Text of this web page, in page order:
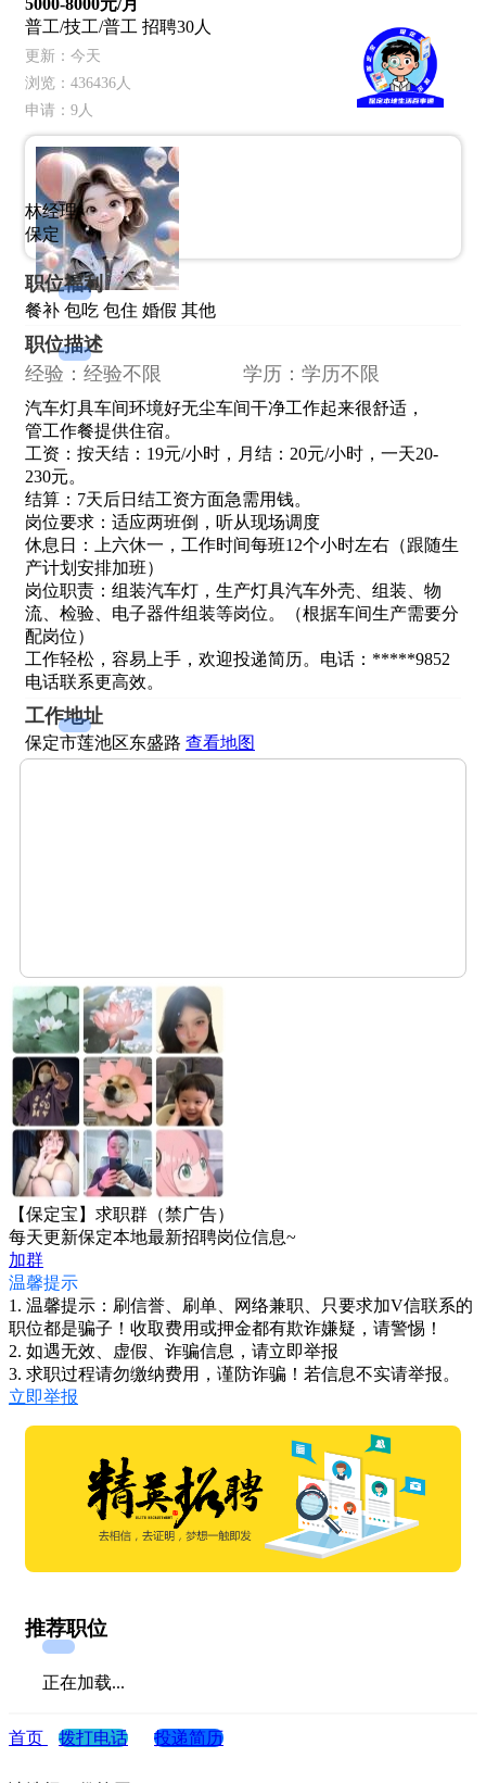
普工/技工/普工 招聘30人
更新：今天
浏览：436436人
申请：9人
林经理
保定
职位福利
餐补 包吃 包住 婚假 其他
职位描述
经验：经验不限
学历：学历不限
汽车灯具车间环境好无尘车间干净工作起来很舒适，
管工作餐提供住宿。
工资：按天结：19元/小时，月结：20元/小时，一天20-
230元。
结算：7天后日结工资方面急需用钱。
岗位要求：适应两班倒，听从现场调度
休息日：上六休一，工作时间每班12个小时左右（跟随生
产计划安排加班）
岗位职责：组装汽车灯，生产灯具汽车外壳、组装、物
流、检验、电子器件组装等岗位。（根据车间生产需要分
配岗位）
工作轻松，容易上手，欢迎投递简历。电话：*****9852
电话联系更高效。
工作地址
保定市莲池区东盛路 查看地图
【保定宝】求职群（禁广告）
每天更新保定本地最新招聘岗位信息~
加群
温馨提示
1. 温馨提示：刷信誉、刷单、网络兼职、只要求加V信联系的
职位都是骗子！收取费用或押金都有欺诈嫌疑，请警惕！
2. 如遇无效、虚假、诈骗信息，请立即举报
3. 求职过程请勿缴纳费用，谨防诈骗！若信息不实请举报。
立即举报
推荐职位
正在加载...
首页 拨打电话 投递简历